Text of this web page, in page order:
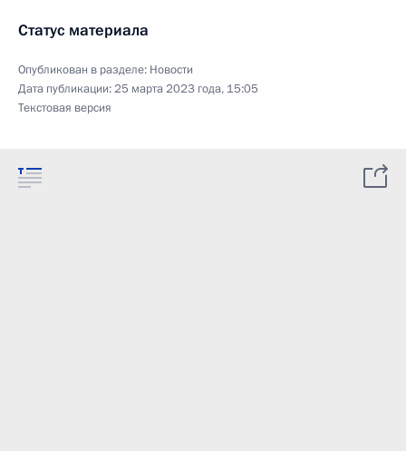
Статус материала
Опубликован в разделе: Новости
Дата публикации:25 марта 2023 года, 15:05
Текстовая версия